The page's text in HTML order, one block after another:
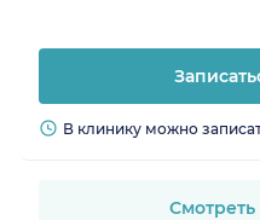
В клинику можно
Смотреть